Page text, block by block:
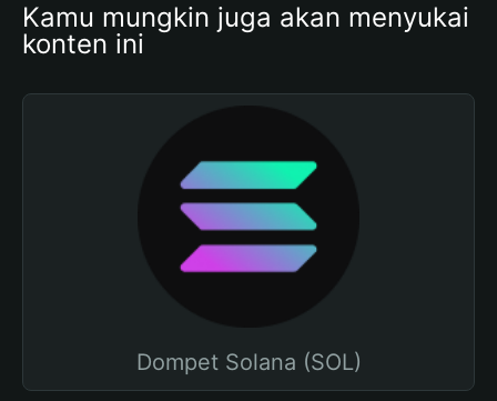
Kamu mungkin juga akan menyukai
konten ini
Dompet Solana (SOL)